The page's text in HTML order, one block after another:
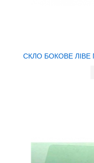
СКЛО БОКОВЕ ЛІВЕ